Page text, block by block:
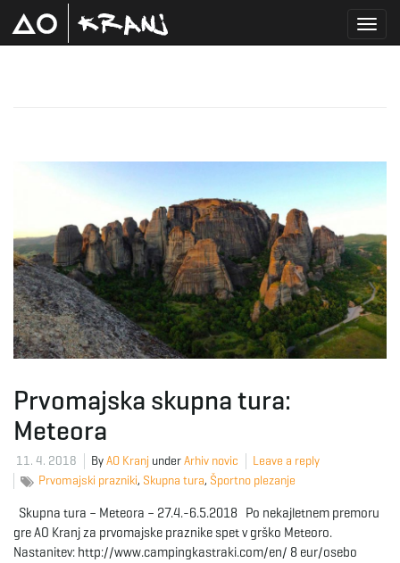
g
l
n
Prvomajska skupna tura:
Meteora
11. 4. 2018 ByAO Kranj underArhiv novic
Leave a reply
Prvomajski prazniki, Skupna tura, Športno plezanje
Skupna tura – Meteora – 27.4.-6.5.2018 Po nekajletnem premoru
gre AO Kranj za prvomajske praznike spet v grško Meteoro.
Nastanitev: http://www.campingkastraki.com/en/ 8 eur/osebo